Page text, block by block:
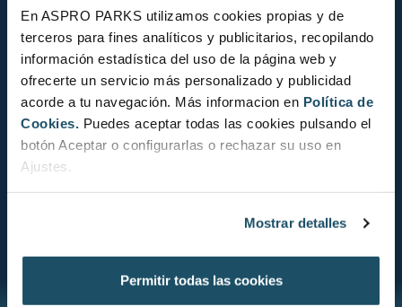
En ASPRO PARKS utilizamos cookies propias y de
terceros para fines analíticos y publicitarios, recopilando
información estadística del uso de la página web y
ofrecerte un servicio más personalizado y publicidad
acorde a tu navegación. Más informacion en Política de
Cookies. Puedes aceptar todas las cookies pulsando el
botón Aceptar o configurarlas o rechazar su uso en
Ajustes.
Mostrar detalles
Permitir todas las cookies
ESTAT DE CONSERVACIÓ
CONSULTA L´ESTAT DE CONSERVACIÓ